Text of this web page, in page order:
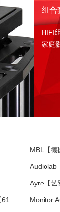
组合
HIFI
家庭
MBL【德
Audiolab
Ayre【艺
Monitor